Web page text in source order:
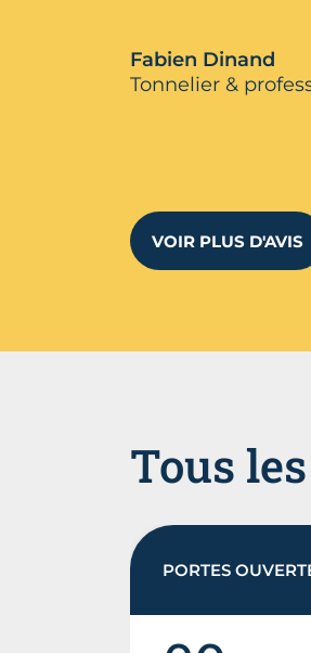
Fabien Dinand
Tonnelier &
VOIR PLUS D'AVIS
Tous
PORTES